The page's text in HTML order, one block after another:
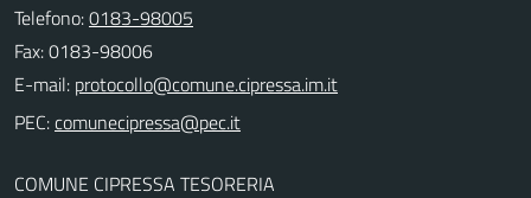
Telefono:0183-98005
Fax: 0183-98006
E-mail:
PEC:
COMUNE CIPRESSA TESORERIA